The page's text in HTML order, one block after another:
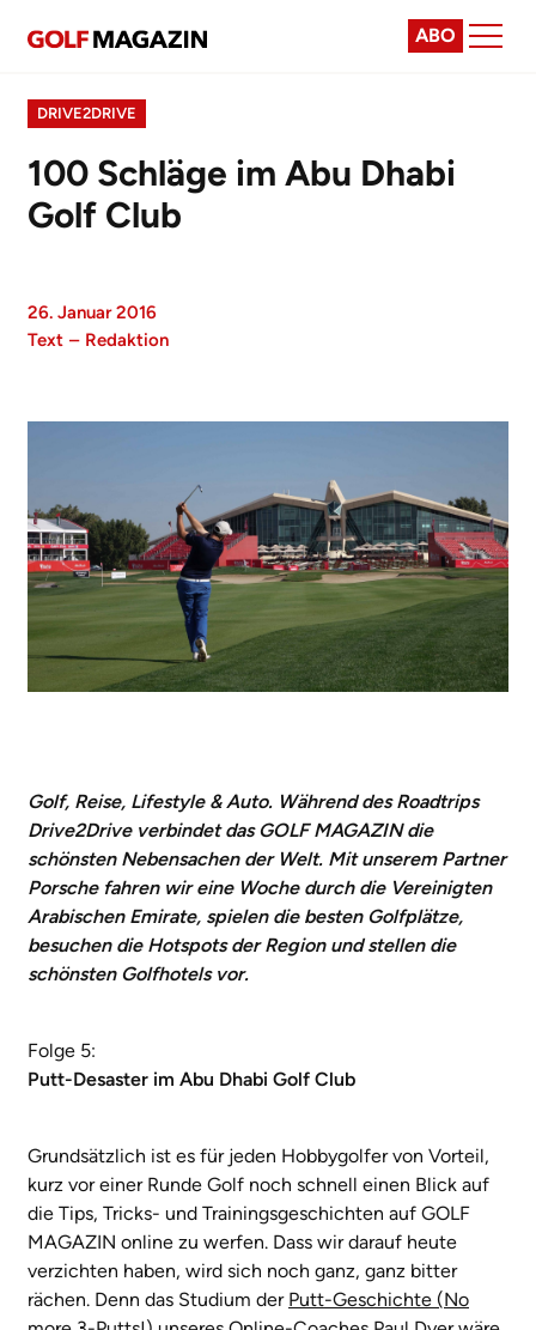
ABO
DRIVE2DRIVE
100 Schläge im Abu Dhabi
Golf Club
26. Januar 2016
Text – Redaktion
Golf, Reise, Lifestyle & Auto. Während des Roadtrips
Drive2Drive verbindet das GOLF MAGAZIN die
schönsten Nebensachen der Welt. Mit unserem Partner
Porschefahren wir eine Woche durch die Vereinigten
Arabischen Emirate, spielen die besten Golfplätze,
besuchen die Hotspots der Region und stellen die
schönsten Golfhotels vor.
Folge 5:
Putt-Desaster im Abu Dhabi Golf Club
Grundsätzlich ist es für jeden Hobbygolfer von Vorteil,
kurz vor einer Runde Golf noch schnell einen Blick auf
die Tips, Tricks- und Trainingsgeschichten auf GOLF
MAGAZIN online zu werfen. Dass wir darauf heute
verzichten haben, wird sich noch ganz, ganz bitter
rächen. Denn das Studium der Putt-Geschichte (No